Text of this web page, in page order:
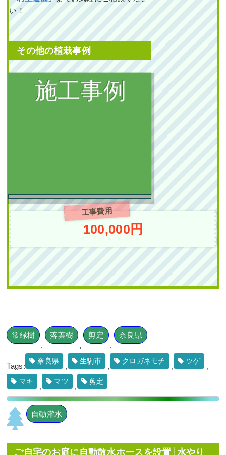
い！
その他の植栽事例
植栽
大阪市城東区K様
作業前 作業後 新築の植栽スペ
駐輪場の通り抜け防止
のために「花壇作成」
区Kマンション様
工事費用
100,000円
常緑樹
,
落葉樹
,
剪定
,
奈良県
Tags:
奈良県
,
生駒市
,
クロガネモチ
,
ツゲ
,
マキ
,
マツ
,
剪定
自動灌水
ご自宅のお庭に自動散水ホースを設置│水やり